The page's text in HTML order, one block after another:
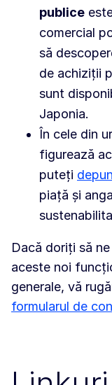
publice
comercial
să
de achiziții
sunt
Japonia.
În cele din
figurează
puteți
piață și
Dacă doriți să
aceste noi
generale, vă
formularul de